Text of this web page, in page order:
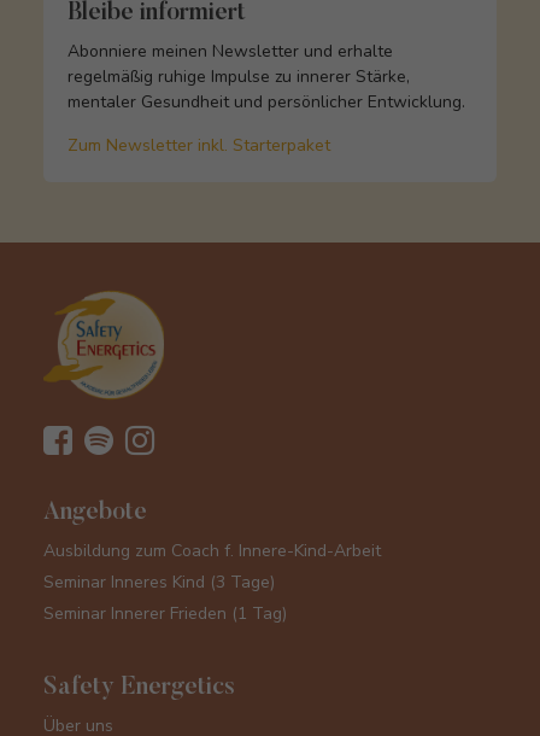
Bleibe informiert
Abonniere meinen Newsletter und erhalte
regelmäßig ruhige Impulse zu innerer Stärke,
mentaler Gesundheit und persönlicher Entwicklung.
Zum Newsletter inkl. Starterpaket
Angebote
Ausbildung zum Coach f. Innere-Kind-Arbeit
Seminar Inneres Kind (3 Tage)
Seminar Innerer Frieden (1 Tag)
Safety Energetics
Über uns